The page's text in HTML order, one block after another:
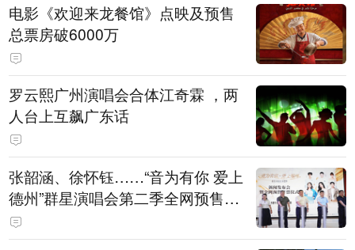
电影《欢迎来龙餐馆》点映及预售
总票房破6000万
罗云熙广州演唱会合体江奇霖 ，两
人台上互飙广东话
张韶涵、徐怀钰……“音为有你 爱上
德州”群星演唱会第二季全网预售开
票